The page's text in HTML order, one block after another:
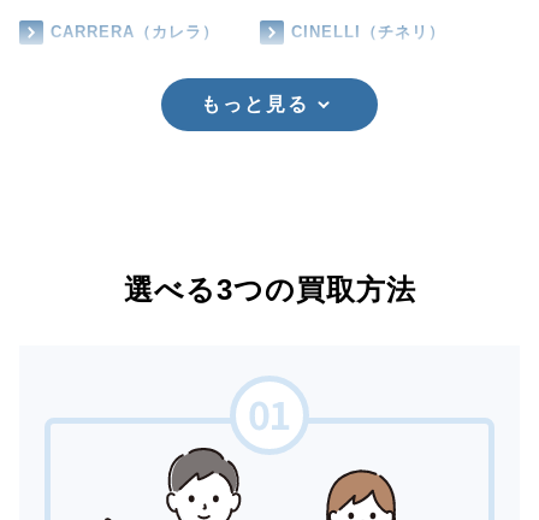
CARRERA（カレラ） CINELLI（チネリ）
もっと見る
選べる3つの買取方法